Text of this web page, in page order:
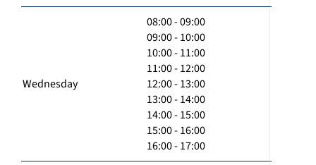
Wednesday
08:00 - 09:00
09:00 - 10:00
10:00 - 11:00
11:00 - 12:00
12:00 - 13:00
13:00 - 14:00
14:00 - 15:00
15:00 - 16:00
16:00 - 17:00